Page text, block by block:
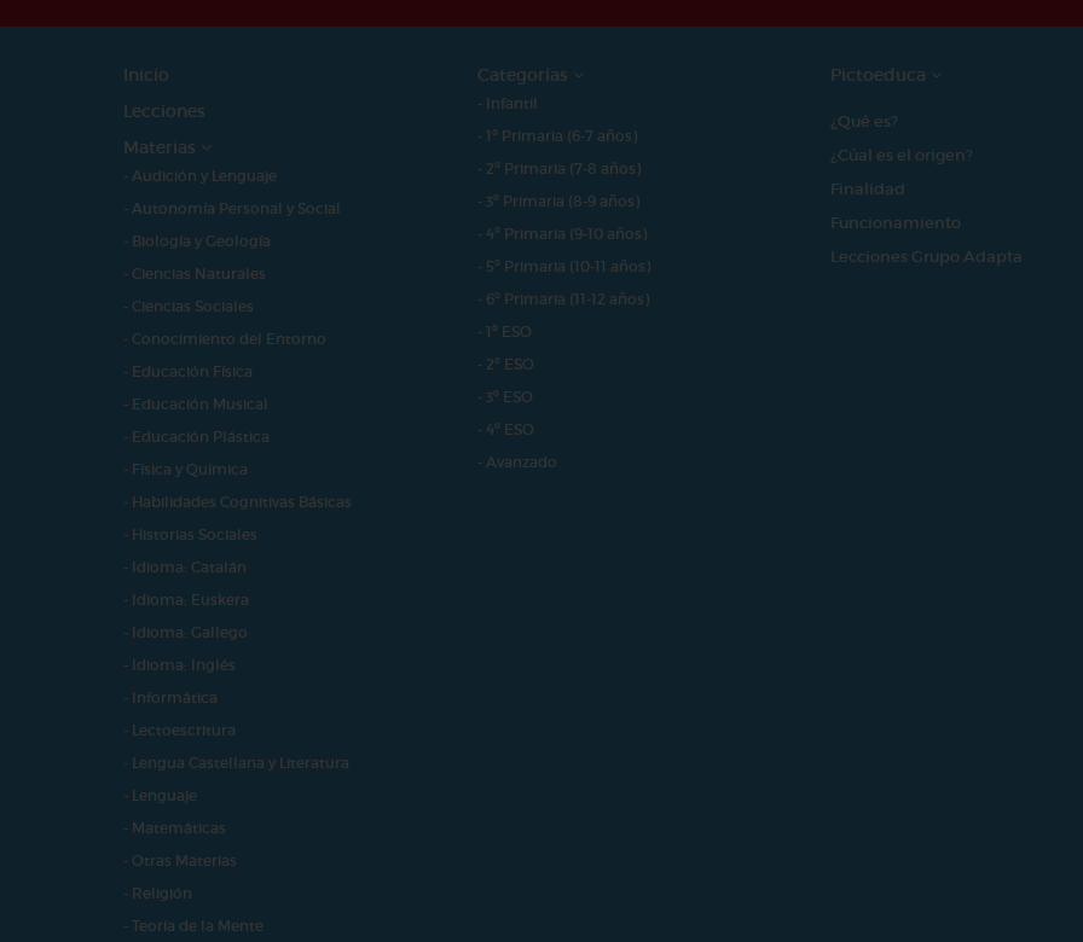
Inicio
Lecciones
Materias
- Audición y Lenguaje
- Autonomía Personal y Social
- Biología y Geología
- Ciencias Naturales
- Ciencias Sociales
- Conocimiento del Entorno
- Educación Física
- Educación Musical
- Educación Plástica
- Física y Química
- Habilidades Cognitivas Básicas
- Historias Sociales
- Idioma: Catalán
- Idioma: Euskera
- Idioma: Gallego
- Idioma: Inglés
- Informática
- Lectoescritura
- Lengua Castellana y Literatura
- Lenguaje
- Matemáticas
- Otras Materias
- Religión
- Teoría de la Mente
Categorías
- Infantil
- 1º Primaria (6-7 años)
- 2º Primaria (7-8 años)
- 3º Primaria (8-9 años)
- 4º Primaria (9-10 años)
- 5º Primaria (10-11 años)
- 6º Primaria (11-12 años)
- 1º ESO
- 2º ESO
- 3º ESO
- 4º ESO
- Avanzado
Pictoeduca
¿Qué es?
¿Cúal es el origen?
Finalidad
Funcionamiento
Lecciones Grupo Adapta